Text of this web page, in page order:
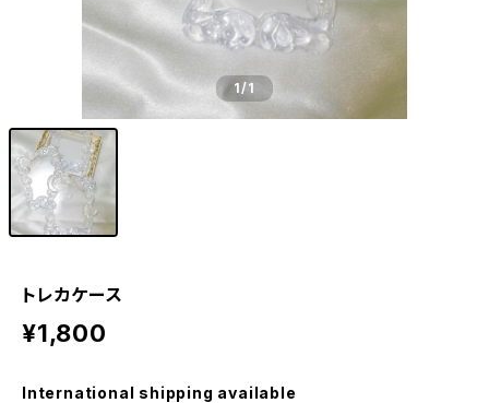
1/1
トレカケース
¥1,800
International shipping available